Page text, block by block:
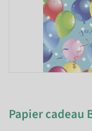
Papier cadeau